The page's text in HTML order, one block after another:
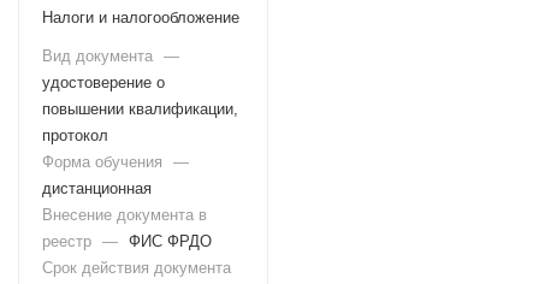
Налоги и налогообложение
Вид документа —
удостоверение о
повышении квалификации,
протокол
Форма обучения
—
дистанционная
Внесение документа в
реестр — ФИС ФРДО
Срок действия документа